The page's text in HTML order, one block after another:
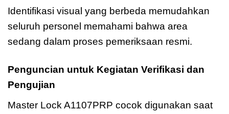
Identifikasi visual yang berbeda memudahkan
seluruh personel memahami bahwa area
sedang dalam proses pemeriksaan resmi.
Penguncian untuk Kegiatan Verifikasi dan
Pengujian
Master Lock A1107PRP cocok digunakan saat